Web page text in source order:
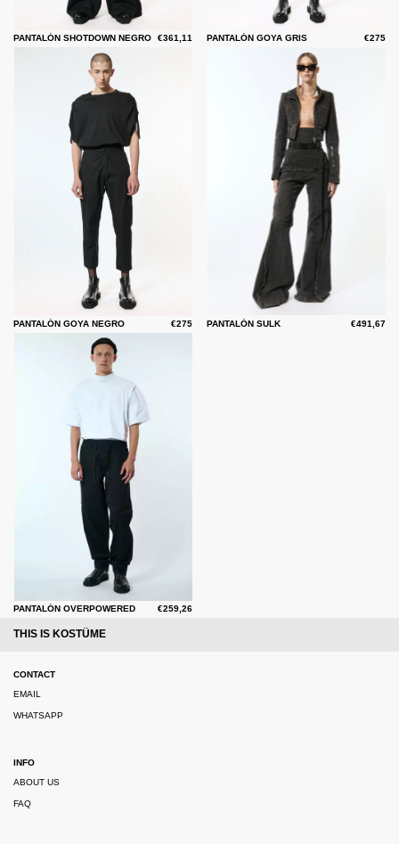
PANTALÓN SHOTDOWN NEGRO €361,11 PANTALÓN GOYA GRIS €275
PANTALÓN GOYA NEGRO €275 PANTALÓN SULK €491,67
PANTALÓN OVERPOWERED €259,26
THIS IS KOSTÜME
CONTACT
EMAIL
WHATSAPP
INFO
ABOUT US
FAQ